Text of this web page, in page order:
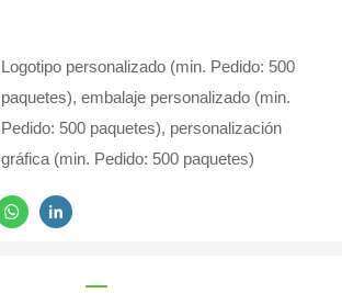
Logotipo personalizado (min. Pedido: 500
paquetes), embalaje personalizado (min.
Pedido: 500 paquetes), personalización
gráfica (min. Pedido: 500 paquetes)